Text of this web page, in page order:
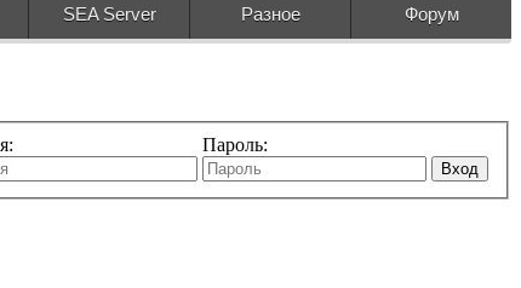
SEA Server Разное Форум
Пароль:
Вход